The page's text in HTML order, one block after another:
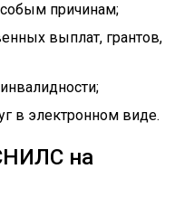
причинам;
выплат, грантов,
в электронном виде.
на